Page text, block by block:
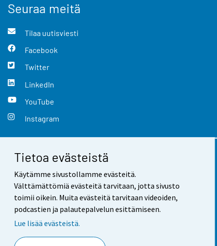
Tietoa evästeistä
Käytämme sivustollamme evästeitä.
Välttämättömiä evästeitä tarvitaan, jotta sivusto
toimii oikein. Muita evästeitä tarvitaan videoiden,
podcastien ja palautepalvelun esittämiseen.
Lue lisää evästeistä.
Seuraa meitä
Tilaa uutisviesti
Facebook
Twitter
LinkedIn
YouTube
Instagram
Yhteystiedot
Palaute
Käyttöehdot
Saavutettavuus